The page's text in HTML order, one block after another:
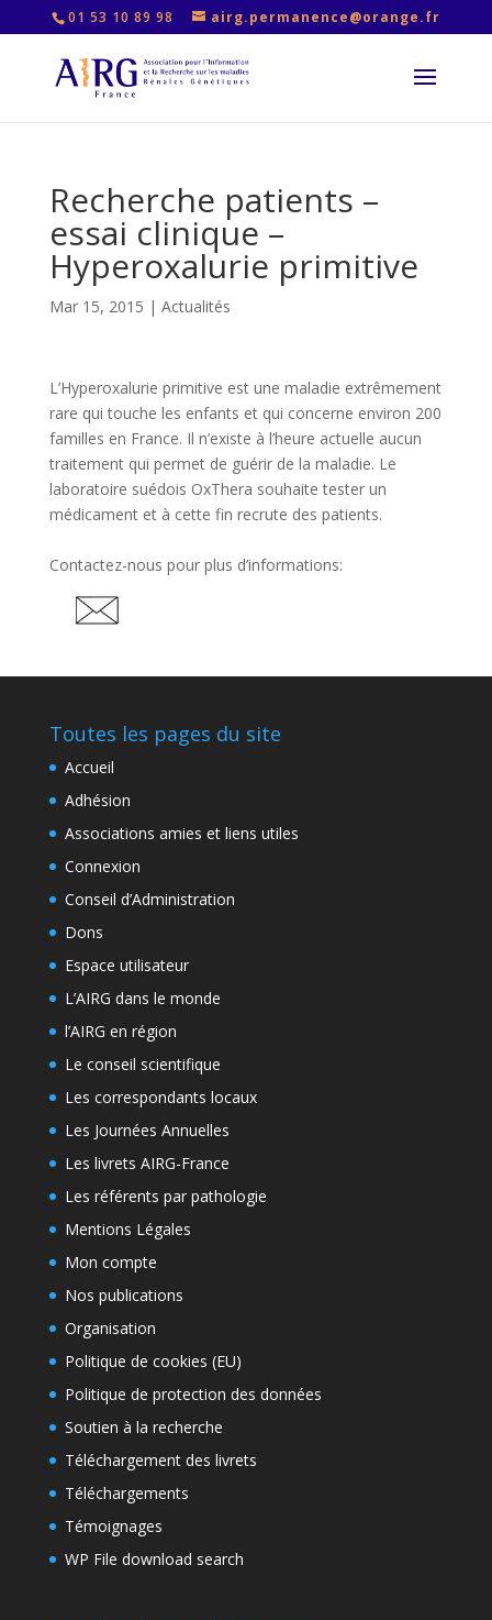
01 53 10 89 98 airg.permanence@orange.fr
Recherche patients –
essai clinique –
Hyperoxalurie primitive
Mar 15, 2015 | Actualités
L’Hyperoxalurie primitive est une maladie extrêmement
rare qui touche les enfants et qui concerne environ 200
familles en France. Il n’existe à l’heure actuelle aucun
traitement qui permet de guérir de la maladie. Le
laboratoire suédois OxThera souhaite tester un
médicament et à cette fin recrute des patients.
Contactez-nous pour plus d’informations:
Toutes les pages du site
Accueil
Adhésion
Associations amies et liens utiles
Connexion
Conseil d’Administration
Dons
Espace utilisateur
L’AIRG dans le monde
l’AIRG en région
Le conseil scientifique
Les correspondants locaux
Les Journées Annuelles
Les livrets AIRG-France
Les référents par pathologie
Mentions Légales
Mon compte
Nos publications
Organisation
Politique de cookies (EU)
Politique de protection des données
Soutien à la recherche
Téléchargement des livrets
Téléchargements
Témoignages
WP File download search